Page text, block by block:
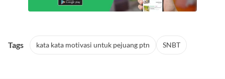
Tags kata kata motivasi untuk pejuang ptn SNBT